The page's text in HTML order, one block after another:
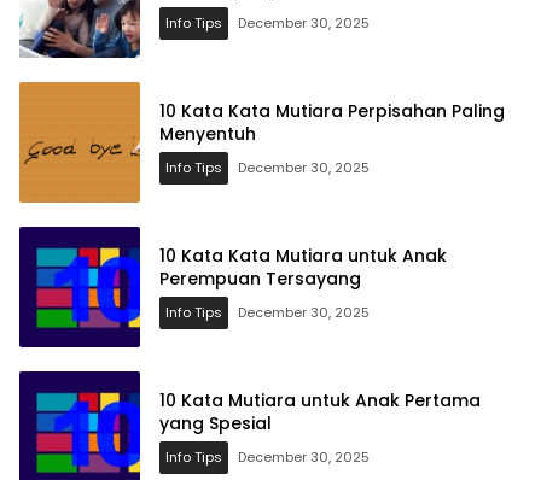
Info Tips December 30, 2025
10 Kata Kata Mutiara Perpisahan Paling
Menyentuh
Info Tips December 30, 2025
10 Kata Kata Mutiara untuk Anak
Perempuan Tersayang
Info Tips December 30, 2025
10 Kata Mutiara untuk Anak Pertama
yang Spesial
Info Tips December 30, 2025